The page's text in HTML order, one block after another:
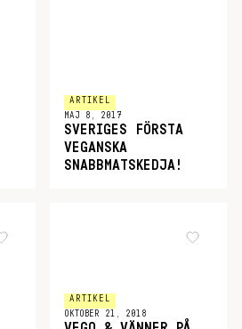
ARTIKEL
MAJ 8, 2017
SVERIGES FÖRSTA
VEGANSKA
SNABBMATSKEDJA!
ARTIKEL
OKTOBER 21, 2018